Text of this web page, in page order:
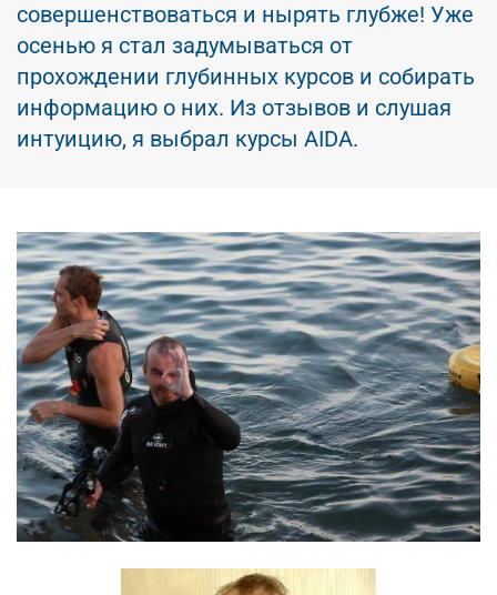
совершенствоваться и нырять глубже! Уже
осенью я стал задумываться от
прохождении глубинных курсов и собирать
информацию о них. Из отзывов и слушая
интуицию, я выбрал курсы AIDA.